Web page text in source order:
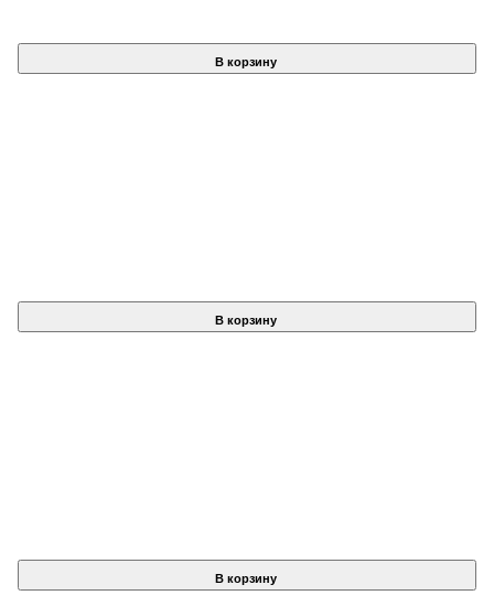
В корзину
В корзину
В корзину